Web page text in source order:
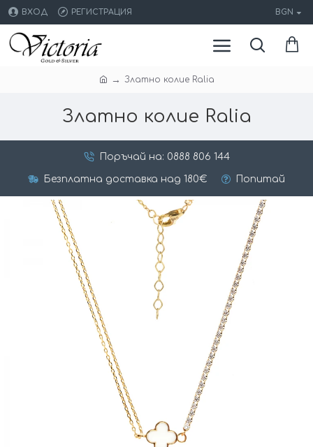
ВХОД РЕГИСТРАЦИЯ BGN
Златно колие Ralia
Златно колие Ralia
Поръчай на: 0888 806 144
Безплатна доставка над 180€ Попитай